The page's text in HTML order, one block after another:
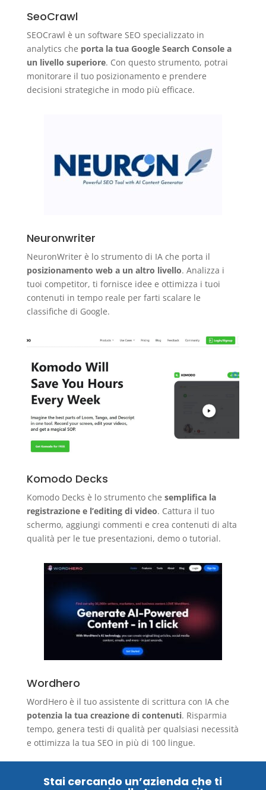
SeoCrawl
SEOCrawl è un software SEO specializzato in
analytics che porta la tua Google Search Console a
un livello superiore. Con questo strumento, potrai
monitorare il tuo posizionamento e prendere
decisioni strategiche in modo più efficace.
Neuronwriter
NeuronWriter è lo strumento di IA che porta il
posizionamento web a un altro livello. Analizza i
tuoi competitor, ti fornisce idee e ottimizza i tuoi
contenuti in tempo reale per farti scalare le
classifiche di Google.
Komodo Decks
Komodo Decks è lo strumento che semplifica la
registrazione e l’editing di video. Cattura il tuo
schermo, aggiungi commenti e crea contenuti di alta
qualità per le tue presentazioni, demo o tutorial.
Wordhero
WordHero è il tuo assistente di scrittura con IA che
potenzia la tua creazione di contenuti. Risparmia
tempo, genera testi di qualità per qualsiasi necessità
e ottimizza la tua SEO in più di 100 lingue.
Stai cercando un’azienda che ti